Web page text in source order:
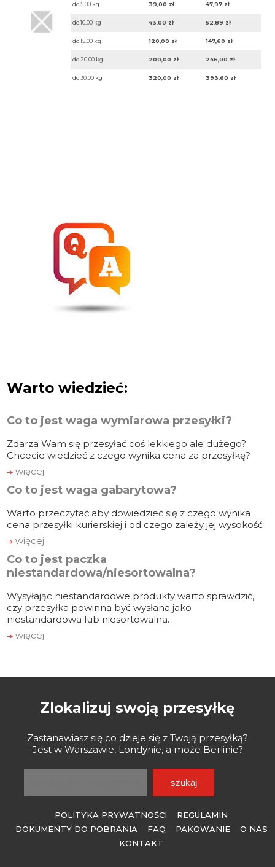
do 5.00 kg 39,00 zł 47,97 zł
do 10.00 kg 43,00 zł 52,89 zł
do 15.00 kg 120,00 zł 147,60 zł
do 20.00 kg 200,00 zł 246,00 zł
do 30.00 kg 320,00 zł 393,60 zł
Warto wiedzieć:
Co to jest waga wymiarowa przesyłki?
Zdarza Wam się przesyłać coś lekkiego ale dużego?
Chcecie wiedzieć z czego wynika cena za przesyłkę?
więcej
Co to jest waga gabarytowa?
Warto przeczytać aby dowiedzieć się z czego wynika
cena przesyłki kurierskiej i od czego zależy jej wysokość
więcej
Co to jest paczka
niestandardowa/niesortowalna?
Wysyłając niestandardowe produkty warto sprawdzić,
czy przesyłka powinna być wysłana jako
niestandardowa lub niesortowalna.
więcej
Zlokalizuj swoją przesyłkę
Zastanawiasz się co dzieje się z Twoją przesyłką?
Jest w Warszawie, Londynie, a może Berlinie?
POLITYKA PRYWATNOŚCI
REGULAMIN
DOKUMENTY DO POBRANIA
FAQ PAKOWANIE
O NAS
KONTAKT